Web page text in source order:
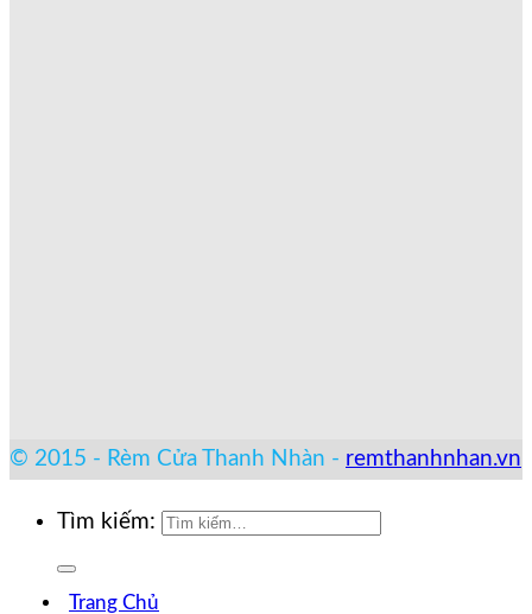
© 2015 - Rèm Cửa Thanh Nhàn - remthanhnhan.vn
Tìm kiếm:
Trang Chủ